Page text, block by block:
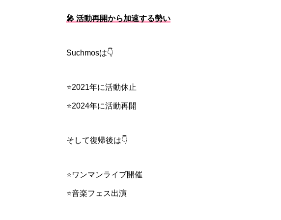
🎤 活動再開から加速する勢い
Suchmosは👇
⭐2021年に活動休止
⭐2024年に活動再開
そして復帰後は👇
⭐ワンマンライブ開催
⭐音楽フェス出演